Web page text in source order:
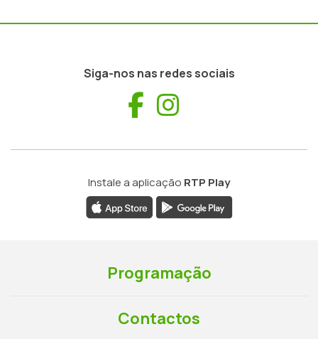
Siga-nos nas redes sociais
Facebook
Instale a aplicação RTP Play
Programação
Contactos